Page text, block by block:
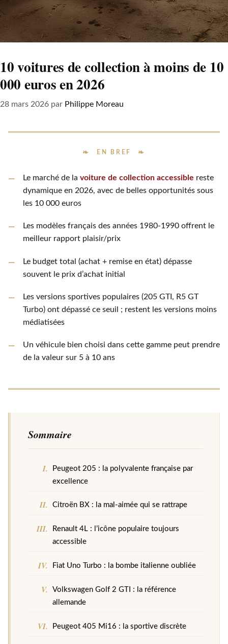
10 voitures de collection à moins de 10
000 euros en 2026
28 mars 2026 par Philippe Moreau
EN BREF
Le marché de la voiture de collection accessible reste
dynamique en 2026, avec de belles opportunités sous
les 10 000 euros
Les modèles français des années 1980-1990 offrent le
meilleur rapport plaisir/prix
Le budget total (achat + remise en état) dépasse
souvent le prix d’achat initial
Les versions sportives populaires (205 GTI, R5 GT
Turbo) ont dépassé ce seuil ; restent les versions moins
médiatisées
Un véhicule bien choisi dans cette gamme peut prendre
de la valeur sur 5 à 10 ans
Sommaire
Peugeot 205 : la polyvalente française par
excellence
Citroën BX : la mal-aimée qui se rattrape
Renault 4L : l’icône populaire toujours
accessible
Fiat Uno Turbo : la bombe italienne oubliée
Volkswagen Golf 2 GTI : la référence
allemande
Peugeot 405 Mi16 : la sportive discrète